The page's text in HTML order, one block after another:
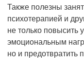
Также полезны
психотерапией и
не только повысить
эмоциональным
но и предотвратить